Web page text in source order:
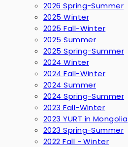
2026 Spring-Summer
2025 Winter
2025 Fall-Winter
2025 Summer
2025 Spring-Summer
2024 Winter
2024 Fall-Winter
2024 Summer
2024 Spring-Summer
2023 Fall-Winter
2023 YURT in Mongolia
2023 Spring-Summer
2022 Fall - Winter